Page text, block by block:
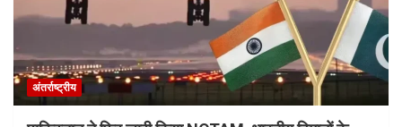
अंतर्राष्ट्रीय